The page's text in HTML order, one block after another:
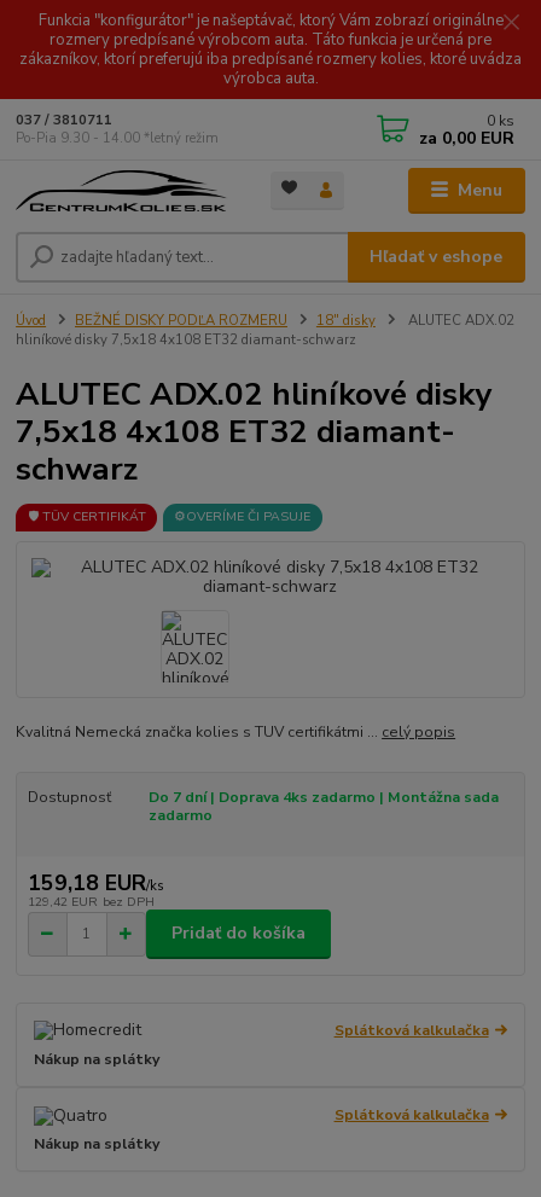
Funkcia "konfigurátor" je našeptávač, ktorý Vám zobrazí originálne
rozmery predpísané výrobcom auta. Táto funkcia je určená pre
zákazníkov, ktorí preferujú iba predpísané rozmery kolies, ktoré uvádza
výrobca auta.
Menu
Hľadať v eshope
037 / 3810711
Po-Pia 9.30 - 14.00 *letný režim
0 ks
za 0,00 EUR
Úvod BEŽNÉ DISKY PODĽA ROZMERU 18" disky
ALUTEC ADX.02
hliníkové disky 7,5x18 4x108 ET32 diamant-schwarz
ALUTEC ADX.02 hliníkové disky
7,5x18 4x108 ET32 diamant-
schwarz
🛡️ TÜV CERTIFIKÁT ⚙️OVERÍME ČI PASUJE
Kvalitná Nemecká značka kolies s TUV certifikátmi ... celý popis
Dostupnosť
Do 7 dní | Doprava 4ks zadarmo | Montážna sada
zadarmo
159,18 EUR/ks
129,42 EUR bez DPH
Pridať do košíka
Splátková kalkulačka
Nákup na splátky
Splátková kalkulačka
Nákup na splátky